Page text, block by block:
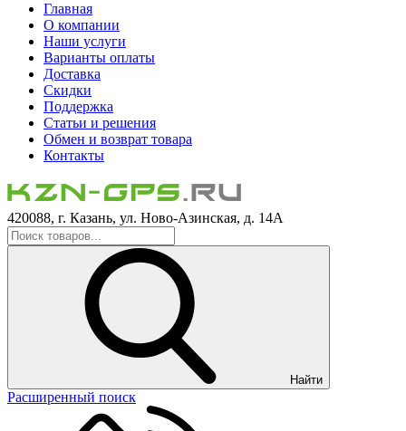
Главная
О компании
Наши услуги
Варианты оплаты
Доставка
Скидки
Поддержка
Статьи и решения
Обмен и возврат товара
Контакты
420088, г. Казань, ул. Ново-Азинская, д. 14А
Найти
Расширенный поиск